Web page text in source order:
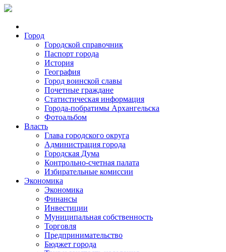
Город
Городской справочник
Паспорт города
История
География
Город воинской славы
Почетные граждане
Статистическая информация
Города-побратимы Архангельска
Фотоальбом
Власть
Глава городского округа
Администрация города
Городская Дума
Контрольно-счетная палата
Избирательные комиссии
Экономика
Экономика
Финансы
Инвестиции
Муниципальная собственность
Торговля
Предпринимательство
Бюджет города